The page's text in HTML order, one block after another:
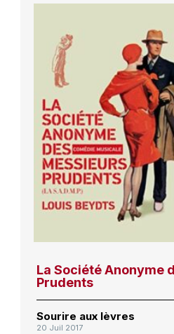
La Société Anonyme
Prudents
Sourire aux lèvres
20 Juil 2017